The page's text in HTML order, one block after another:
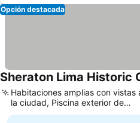
Opción destacada
Sheraton Lima Historic
Habitaciones amplias con vistas
la ciudad, Piscina exterior de
temporada